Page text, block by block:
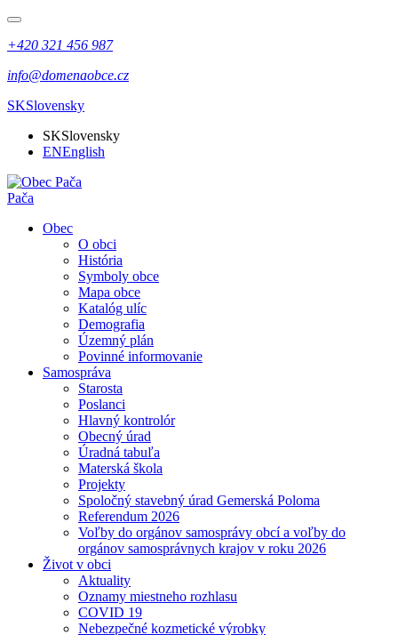
+420 321 456 987
info@domenaobce.cz
SKSlovensky
SKSlovensky
ENEnglish
Pača
Obec
O obci
História
Symboly obce
Mapa obce
Katalóg ulíc
Demografia
Územný plán
Povinné informovanie
Samospráva
Starosta
Poslanci
Hlavný kontrolór
Obecný úrad
Úradná tabuľa
Materská škola
Projekty
Spoločný stavebný úrad Gemerská Poloma
Referendum 2026
Voľby do orgánov samosprávy obcí a voľby do
orgánov samosprávnych krajov v roku 2026
Život v obci
Aktuality
Oznamy miestneho rozhlasu
COVID 19
Nebezpečné kozmetické výrobky